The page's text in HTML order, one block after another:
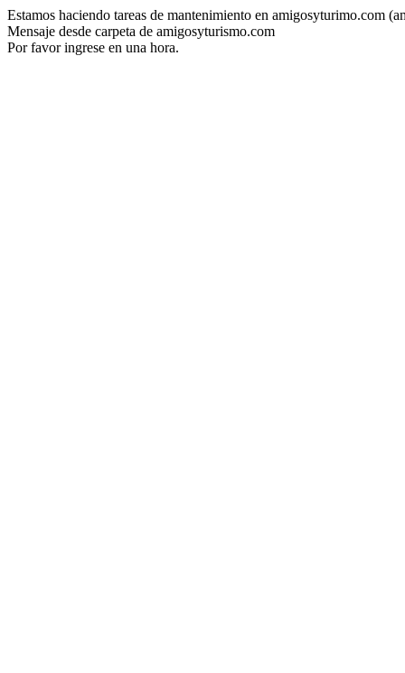
Estamos haciendo tareas de mantenimiento en amigosyturimo.com
Mensaje desde carpeta de amigosyturismo.com
Por favor ingrese en una hora.